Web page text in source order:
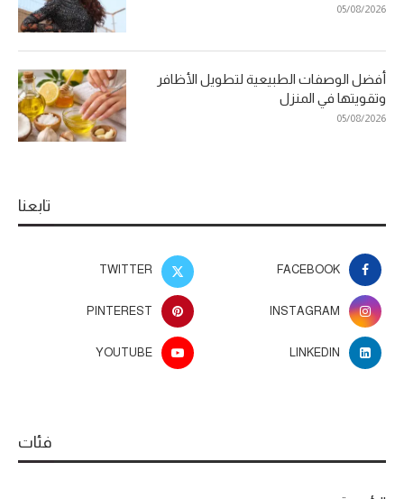
05/08/2026
أفضل الوصفات الطبيعية لتطويل الأظافر
وتقويتها في المنزل
05/08/2026
تابعنا
FACEBOOK
TWITTER
INSTAGRAM
PINTEREST
LINKEDIN
YOUTUBE
فئات